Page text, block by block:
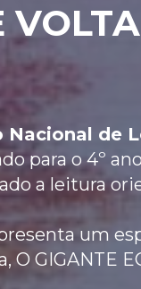
Nacional de
para o 4º
a leitura
um
O GIGANTE